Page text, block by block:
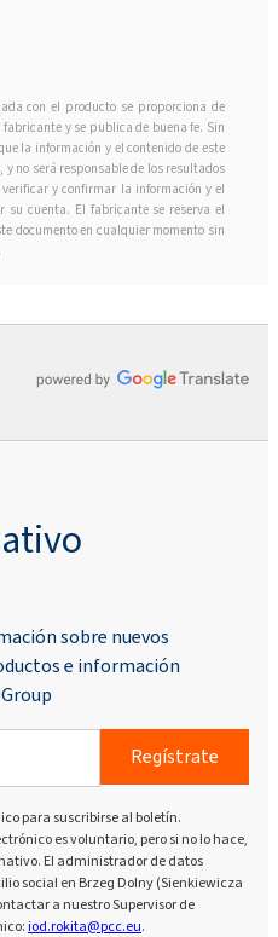
con el producto se proporciona de
y se publica de buena fe. Sin
la información y el contenido de este
no será responsable de los resultados
y confirmar la información y el
su cuenta. El fabricante se reserva el
documento en cualquier momento sin
sobre nuevos
e información
Regístrate
para suscribirse al boletín.
es voluntario, pero si no lo hace,
El administrador de datos
social en Brzeg Dolny (Sienkiewicza
a nuestro Supervisor de
iod.rokita@pcc.eu.